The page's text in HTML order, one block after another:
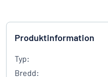
Produktinformation
Typ:
Bredd: